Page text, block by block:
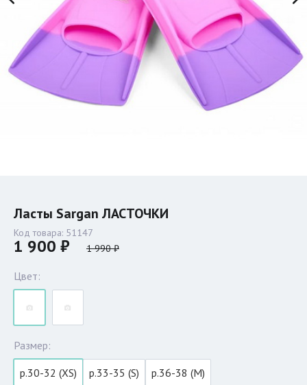
Ласты Sargan ЛАСТОЧКИ
Код товара: 51147
1 900 ₽ 1 990 ₽
Цвет:
Размер:
р.30-32 (XS)
р.33-35 (S) р.36-38 (M)